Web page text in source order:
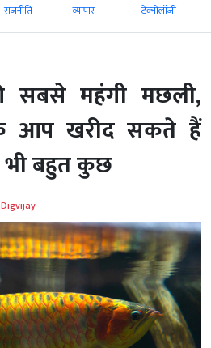
राजनीति व्‍यापार टेक्‍नोलॉजी
सबसे महंगी मछली,
आप खरीद सकते हैं
भी बहुत कुछ
Digvijay